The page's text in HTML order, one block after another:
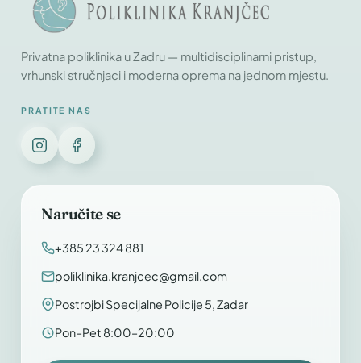
Privatna poliklinika u Zadru — multidisciplinarni pristup,
vrhunski stručnjaci i moderna oprema na jednom mjestu.
PRATITE NAS
Naručite se
+385 23 324 881
poliklinika.kranjcec@gmail.com
Postrojbi Specijalne Policije 5, Zadar
Pon–Pet 8:00–20:00